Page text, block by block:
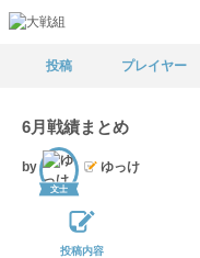
投稿 プレイヤー
6月戦績まとめ
by
文士
ゆっけ
投稿内容